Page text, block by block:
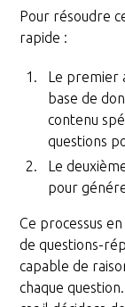
Pour résoudre
rapide :
Le premier
base de
contenu
questions
Le
pour
Ce processus
de questions-
capable de
chaque